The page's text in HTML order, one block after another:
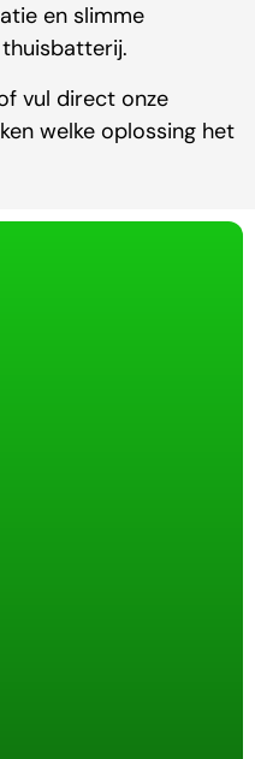
en slimme
vul direct onze
welke oplossing het